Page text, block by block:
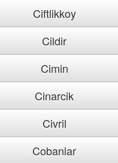
Ciftlikkoy
Cildir
Cimin
Cinarcik
Civril
Cobanlar